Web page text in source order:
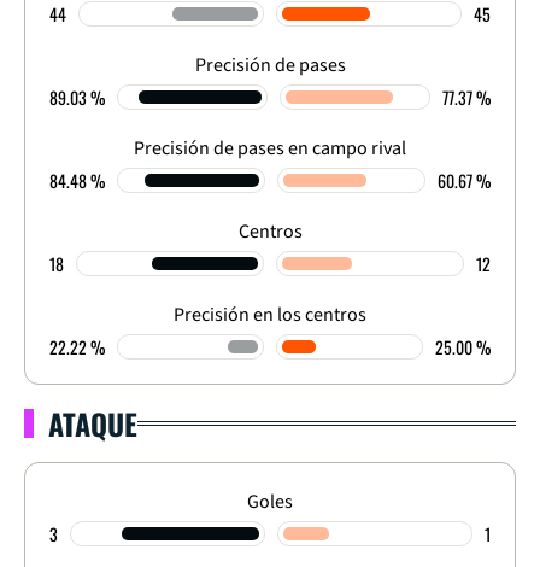
44 45
Precisión de pases
89.03 % 77.37 %
Precisión de pases en campo rival
84.48 % 60.67 %
Centros
18 12
Precisión en los centros
22.22 % 25.00 %
ATAQUE
Goles
3 1